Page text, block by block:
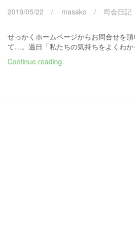
2019/05/22 masako 司会日記
せっかくホームページからお問合せを
て…。過日「私たちの気持ちをよくわ
Continue reading
30